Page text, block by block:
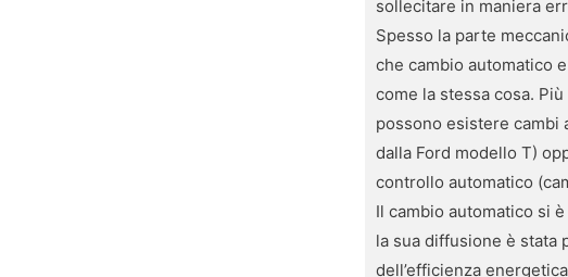
sollecitare in maniera
Spesso la parte
che cambio automatico
come la stessa cosa.
possono esistere cambi
dalla Ford modello T)
controllo automatico
Il cambio automatico si
la sua diffusione è stata
dell’efficienza